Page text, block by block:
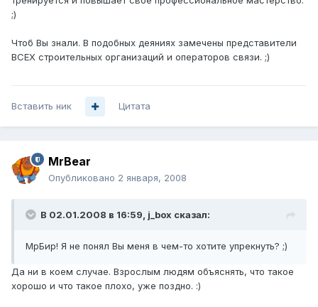
;)
Чтоб Вы знали. В подобных деяниях замечены представители
ВСЕХ строительных организаций и операторов связи. ;)
Вставить ник Цитата
MrBear
Опубликовано 2 января, 2008
В 02.01.2008 в 16:59, j_box сказал:
МрБир! Я не понял Вы меня в чем-то хотите упрекнуть? ;)
Да ни в коем случае. Взрослым людям объяснять, что такое
хорошо и что такое плохо, уже поздно. :)